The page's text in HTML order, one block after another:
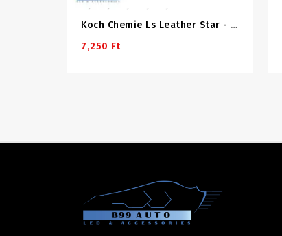
Koch Chemie Ls Leather Star - Matt Bőrápoló 1000ml
7,250 Ft